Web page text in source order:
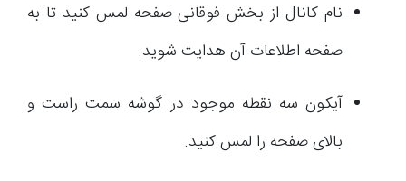
نام کانال از بخش فوقانی صفحه لمس کنید تا به
صفحه اطلاعات آن هدایت شوید.
آیکون سه نقطه موجود در گوشه سمت راست و
بالای صفحه را لمس کنید.